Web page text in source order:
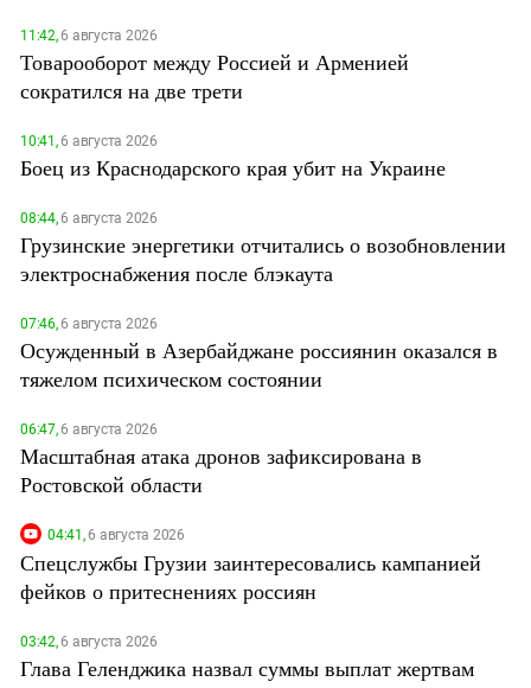
11:42,6 августа 2026
Товарооборот между Россией и Арменией
сократился на две трети
10:41,6 августа 2026
Боец из Краснодарского края убит на Украине
08:44,6 августа 2026
Грузинские энергетики отчитались о возобновлении
электроснабжения после блэкаута
07:46,6 августа 2026
Осужденный в Азербайджане россиянин оказался в
тяжелом психическом состоянии
06:47,6 августа 2026
Масштабная атака дронов зафиксирована в
Ростовской области
04:41,6 августа 2026
Спецслужбы Грузии заинтересовались кампанией
фейков о притеснениях россиян
03:42,6 августа 2026
Глава Геленджика назвал суммы выплат жертвам